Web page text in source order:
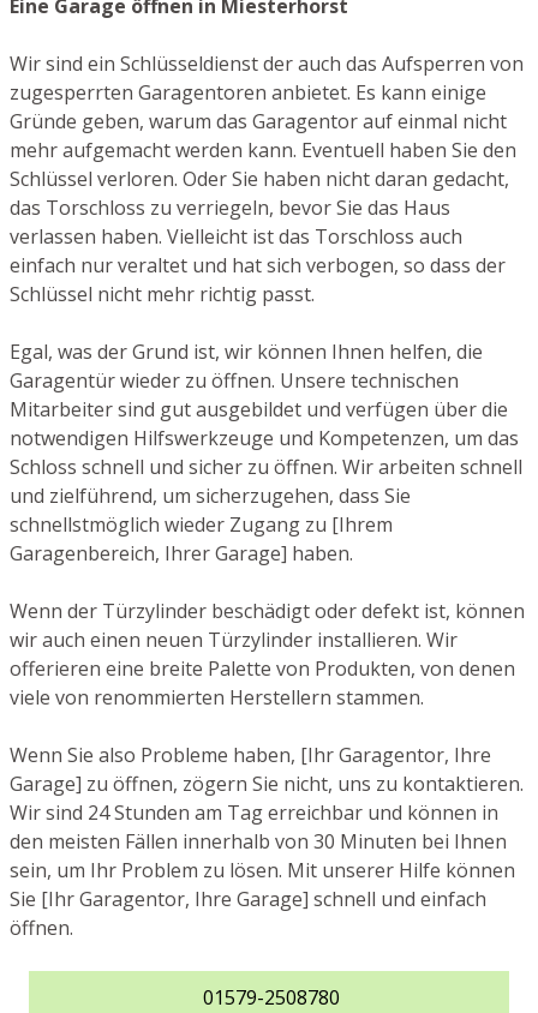
Eine Garage öffnen in Miesterhorst
Wir sind ein Schlüsseldienst der auch das Aufsperren von
zugesperrten Garagentoren anbietet. Es kann einige
Gründe geben, warum das Garagentor auf einmal nicht
mehr aufgemacht werden kann. Eventuell haben Sie den
Schlüssel verloren. Oder Sie haben nicht daran gedacht,
das Torschloss zu verriegeln, bevor Sie das Haus
verlassen haben. Vielleicht ist das Torschloss auch
einfach nur veraltet und hat sich verbogen, so dass der
Schlüssel nicht mehr richtig passt.
Egal, was der Grund ist, wir können Ihnen helfen, die
Garagentür wieder zu öffnen. Unsere technischen
Mitarbeiter sind gut ausgebildet und verfügen über die
notwendigen Hilfswerkzeuge und Kompetenzen, um das
Schloss schnell und sicher zu öffnen. Wir arbeiten schnell
und zielführend, um sicherzugehen, dass Sie
schnellstmöglich wieder Zugang zu [Ihrem
Garagenbereich, Ihrer Garage] haben.
Wenn der Türzylinder beschädigt oder defekt ist, können
wir auch einen neuen Türzylinder installieren. Wir
offerieren eine breite Palette von Produkten, von denen
viele von renommierten Herstellern stammen.
Wenn Sie also Probleme haben, [Ihr Garagentor, Ihre
Garage] zu öffnen, zögern Sie nicht, uns zu kontaktieren.
Wir sind 24 Stunden am Tag erreichbar und können in
den meisten Fällen innerhalb von 30 Minuten bei Ihnen
sein, um Ihr Problem zu lösen. Mit unserer Hilfe können
Sie [Ihr Garagentor, Ihre Garage] schnell und einfach
öffnen.
01579-2508780